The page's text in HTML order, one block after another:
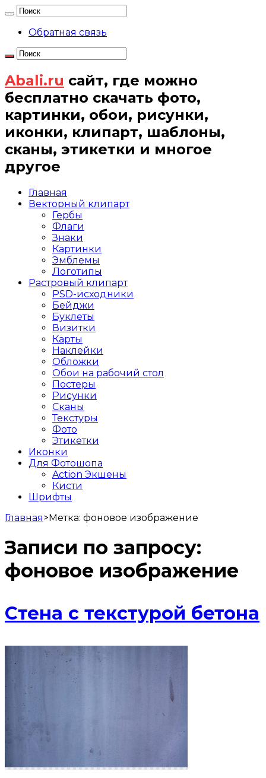
Обратная связь
Abali.ru сайт, где можно
бесплатно скачать фото,
картинки, обои, рисунки,
иконки, клипарт, шаблоны,
сканы, этикетки и многое
другое
Главная
Векторный клипарт
Гербы
Флаги
Знаки
Картинки
Эмблемы
Логотипы
Растровый клипарт
PSD-исходники
Бейджи
Буклеты
Визитки
Карты
Наклейки
Обложки
Обои на рабочий стол
Постеры
Рисунки
Сканы
Текстуры
Фото
Этикетки
Иконки
Для Фотошопа
Action Экшены
Кисти
Шрифты
Главная>Метка: фоновое изображение
Записи по запросу:
фоновое изображение
Стена с текстурой бетона